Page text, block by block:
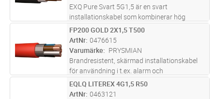
förte ...läs mer
EXQ Pure Svart 5G1,5 är en svart
installationskabel som kombinerar hög
säkerhet med ett snyggt och professionellt
installationsresultat. Den är halogenfri och
flamskyddad, vilket innebär att rökutvec
mer
M Lägg i kundvagn
FP200 GOLD 2X1,5 T500
ArtNr 0476615
Varumärke
PRYSMIAN
Brandresistent, skärmad installationskabel
för användning i t.ex. alarm och
signalutrustningar, för att få människor i
säkerhet vid inträffande av brand (testade
M Lägg i kundvagn
EQLQ LITEREX 4G1,5 R50
ArtNr 0463121